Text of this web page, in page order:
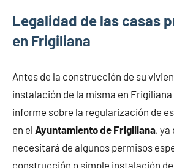
Legalidad de las casas
en Frigiliana
Antes de la construcción de su
instalación de la misma en
informe sobre la regularización de
en el Ayuntamiento de Frigiliana, ya
necesitará de algunos permisos
construcción o simple instalación